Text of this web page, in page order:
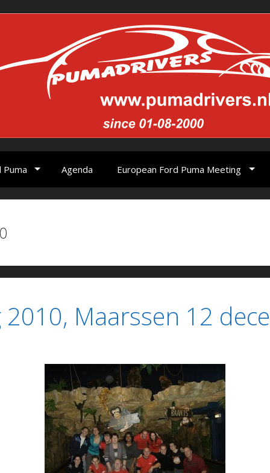
Puma Agenda European Ford Puma Meeting
Maarssen 12